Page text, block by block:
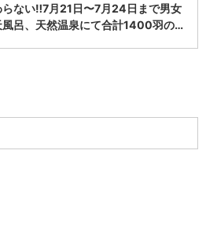
らない‼️7月21日〜7月24日まで男女
風呂、天然温泉にて合計1400羽の…